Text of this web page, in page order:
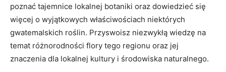
poznać tajemnice lokalnej botaniki oraz dowiedzieć się
więcej ⁣o wyjątkowych właściwościach niektórych⁤
gwatemalskich roślin. Przyswoisz‍ niezwykłą wiedzę na
temat różnorodności flory⁣ tego regionu oraz jej
znaczenia dla lokalnej kultury​ i środowiska⁣ naturalnego.